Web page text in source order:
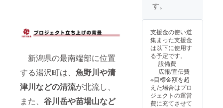
新潟県の最南端部に位置
する湯沢町は、 魚野川や清
津川などの清流が北流し、
また、 谷川岳や苗場山など
て調整
ていた
だきま
す。）
・有効
期間：
受取り
日から1
年間
・有効
受取り
日から1
年間
月上旬
旬 ・支
援をい
ただい
た後
に、運
営側か
らのご
案内に
より、
今後の
す。
支援金の使い道
集まった支援金
は以下に使用す
る予定です。
設備費
広報/宣伝費
※目標金額を超
えた場合はプロ
ジェクトの運営
費に充てさせて